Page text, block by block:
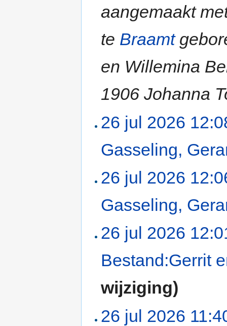
aangemaakt
te Braamt
en Willemina
1906 Johanna
26 jul 2026
Gasseling,
26 jul 2026
Gasseling,
26 jul 2026
Bestand:Gerrit
wijziging)
26 jul 2026